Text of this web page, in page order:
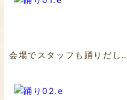
会場でスタッフも踊りだ